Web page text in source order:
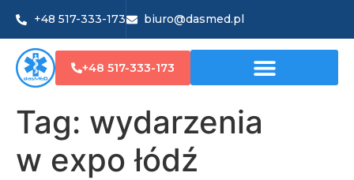
+48 517-333-173 biuro@dasmed.pl
+48 517-333-173
Tag: wydarzenia
w expo łódź